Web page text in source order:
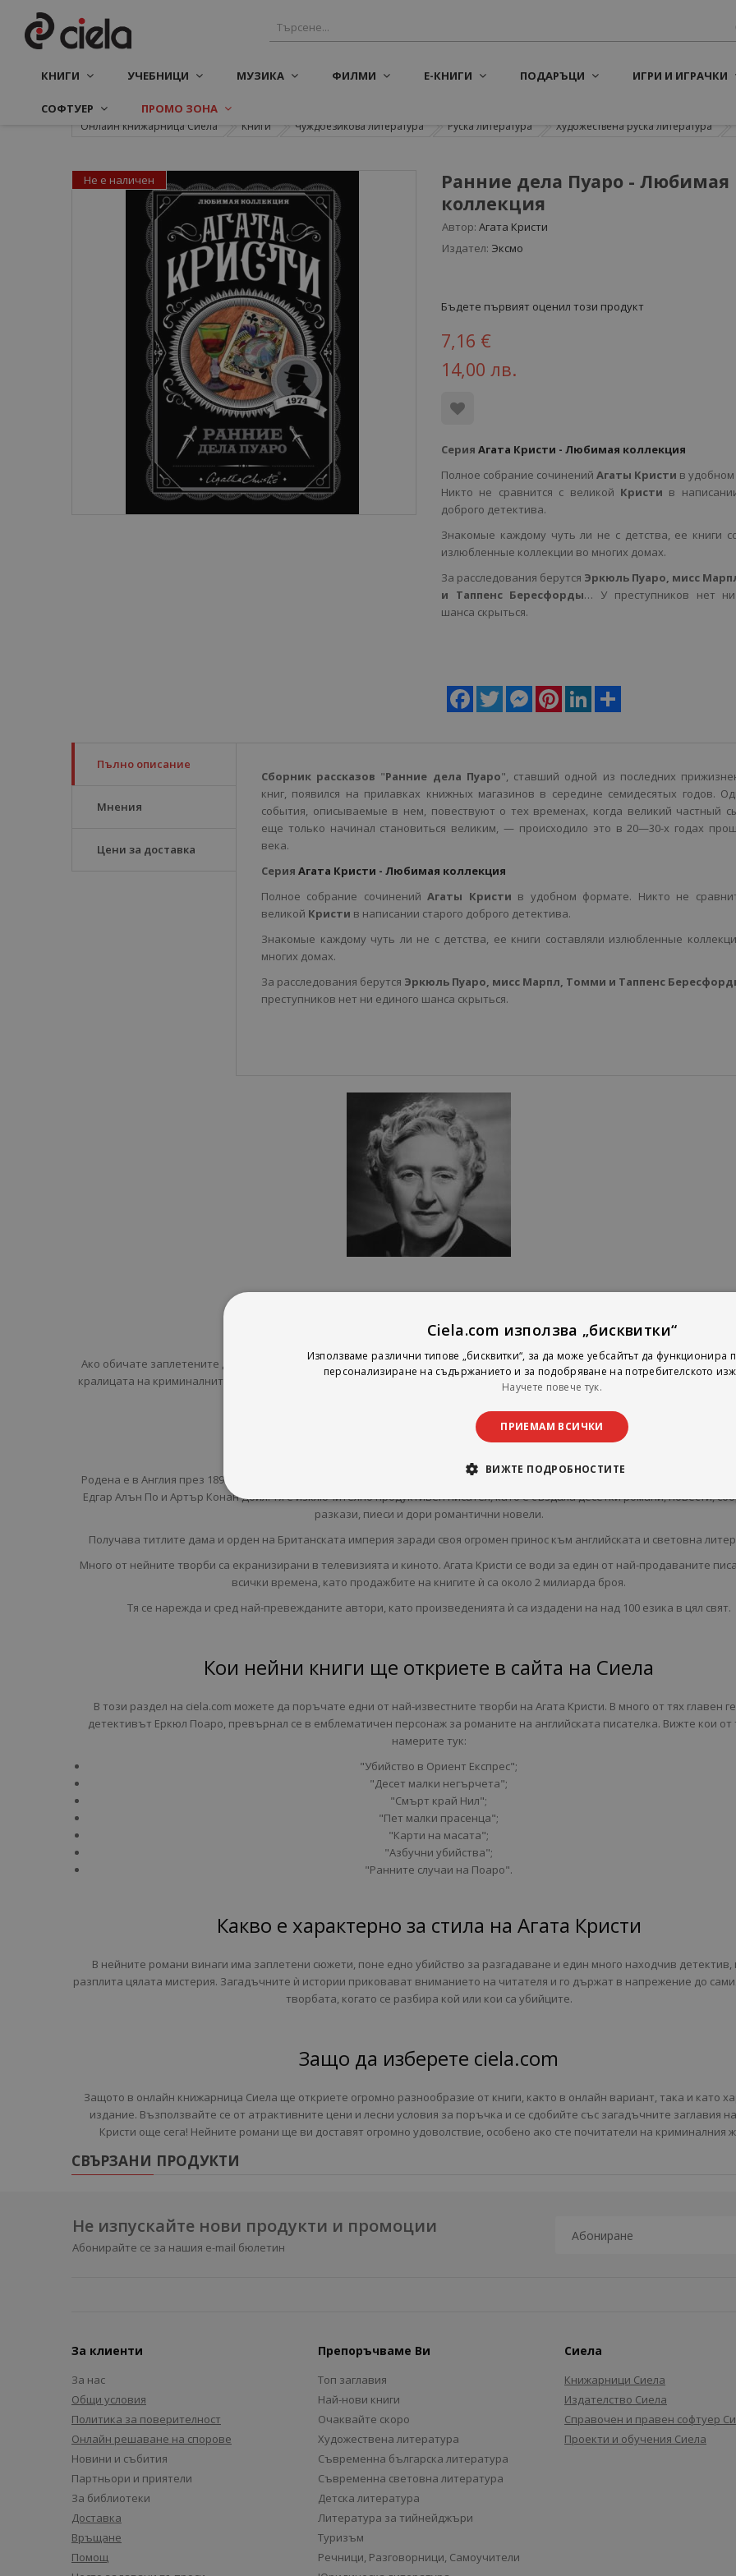
КНИГИ УЧЕБНИЦИ МУЗИКА ФИЛМИ Е-КНИГИ ПОДАРЪЦИ ИГРИ И ИГРАЧКИ
СОФТУЕР ПРОМО ЗОНА
Онлайн книжарница Сиела Книги Чуждоезикова литература Руска литература Художествена руска литература
Ранние дела Пуаро - Любимая
коллекция
Автор: Агата Кристи
Издател: Эксмо
Бъдете първият оценил този продукт
7,16 €
14,00 лв.
Серия Агата Кристи - Любимая коллекция
Полное собрание сочинений Агаты Кристи в
Никто не сравнится с великой Кристи в
доброго детектива.
Знакомые каждому чуть ли не с детства, ее книги
излюбленные коллекции во многих домах.
За расследования берутся Эркюль Пуаро, мисс
и Таппенс Бересфорды… У преступников нет ни
шанса скрыться.
Facebook
Twitter MessengerPinterestLinkedIn
Не е наличен
Пълно описание
Мнения
Цени за доставка
Сборник рассказов "Ранние дела Пуаро", ставший одной из последних
книг, появился на прилавках книжных магазинов в середине семидесятых годов.
события, описываемые в нем, повествуют о тех временах, когда великий частный
еще только начинал становиться великим, — происходило это в 20—30-х годах
века.
Серия Агата Кристи - Любимая коллекция
Полное собрание сочиненийАгаты Кристи в удобном формате. Никто не
великой Кристи в написании старого доброго детектива.
Знакомые каждому чуть ли не с детства, ее книги составляли излюбленные
многих домах.
За расследования берутся Эркюль Пуаро, мисс Марпл, Томми и Таппенс
преступников нет ни единого шанса скрыться.
За Автора
Агата Кристи-
Ако обичате заплетените детективски истории, тази категория с книги на Агата Кристи е точно за вас. Тук ще откриете
кралицата на криминалните сюжети. Кристи е сред най-известните автори в жанровете мистерия и разследване на
Коя е Агата Кристи
Родена е в Англия през 1890 г. В писането си следва до голяма степен традициите в криминалния жанр, установени от
Едгар Алън По и Артър Конан Дойл. Тя е изключително продуктивен писател, като е създала десетки романи, повести,
разкази, пиеси и дори романтични новели.
Получава титлите дама и орден на Британската империя заради своя огромен принос към английската и световна
Много от нейните творби са екранизирани в телевизията и киното. Агата Кристи се води за един от най-продаваните
всички времена, като продажбите на книгите ѝ са около 2 милиарда броя.
Тя се нарежда и сред най-превежданите автори, като произведенията ѝ са издадени на над 100 езика в цял свят.
Кои нейни книги ще откриете в сайта на Сиела
В този раздел на ciela.com можете да поръчате едни от най-известните творби на Агата Кристи. В много от тях главен
детективът Еркюл Поаро, превърнал се в емблематичен персонаж за романите на английската писателка. Вижте кои от
намерите тук:
"Убийство в Ориент Експрес";
"Десет малки негърчета";
"Смърт край Нил";
"Пет малки прасенца";
"Карти на масата";
"Азбучни убийства";
"Ранните случаи на Поаро".
Какво е характерно за стила на Агата Кристи
В нейните романи винаги има заплетени сюжети, поне едно убийство за разгадаване и един много находчив детектив,
разплита цялата мистерия. Загадъчните ѝ истории приковават вниманието на читателя и го държат в напрежение до
творбата, когато се разбира кой или кои са убийците.
Защо да изберете ciela.com
Защото в онлайн книжарница Сиела ще откриете огромно разнообразие от книги, както в онлайн вариант, така и като
издание. Възползвайте се от атрактивните цени и лесни условия за поръчка и се сдобийте със загадъчните заглавия
Кристи още сега! Нейните романи ще ви доставят огромно удоволствие, особено ако сте почитатели на криминалния
СВЪРЗАНИ ПРОДУКТИ
Не изпускайте нови продукти и промоции
Абонирайте се за нашия e-mail бюлетин
За клиенти
За нас
Общи условия
Политика за поверителност
Онлайн решаване на спорове
Новини и събития
Партньори и приятели
За библиотеки
Доставка
Връщане
Помощ
Препоръчваме Ви
Топ заглавия
Най-нови книги
Очаквайте скоро
Художествена литература
Съвременна българска литература
Съвременна световна литература
Детска литература
Литература за тийнейджъри
Туризъм
Речници, Разговорници, Самоучители
Сиела
Книжарници Сиела
Издателство Сиела
Справочен и правен софтуер
Проекти и обучения Сиела
Ciela.com използва „бисквитки“
Използваме различни типове „бисквитки“, за да може уебсайтът да функционира
персонализиране на съдържанието и за подобряване на потребителското
Научете повече тук.
ПРИЕМАМ ВСИЧКИ
ВИЖТЕ ПОДРОБНОСТИТЕ